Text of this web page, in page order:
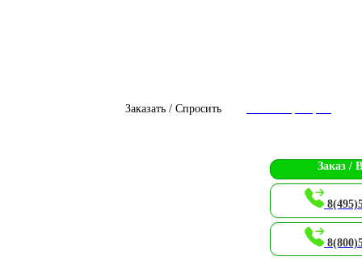
Заказать / Спросить
Заказ /